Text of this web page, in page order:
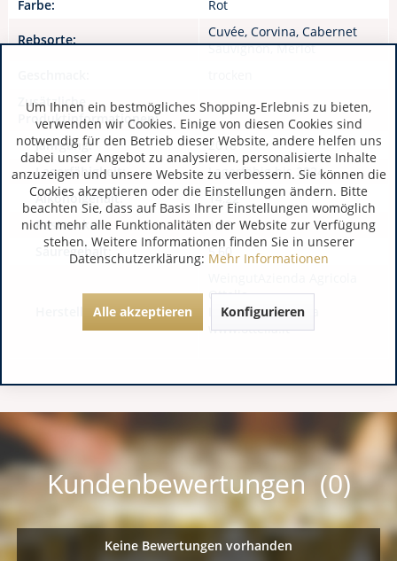
Farbe: Rot
Rebsorte:
Cuvée, Corvina, Cabernet
Sauvignon, Merlot
Zusätzliche
Produktinformationen:
Jahrgang:
2018
Lagerfähigkeit:
Lagerfähig bis 2024
Alkoholgehalt:
14,22
Restzucker:
1,90
Säuregehalt:
5,60
Hersteller / Importeur:
Ottella
IT 37019 Peschiera
www.ottella.it
Kundenbewertungen (0)
Keine Bewertungen vorhanden
Um Ihnen ein bestmögliches Shopping-Erlebnis zu bieten,
verwenden wir Cookies. Einige von diesen Cookies sind
notwendig für den Betrieb dieser Website, andere helfen uns
dabei unser Angebot zu analysieren, personalisierte Inhalte
anzuzeigen und unsere Website zu verbessern. Sie können die
Cookies akzeptieren oder die Einstellungen ändern. Bitte
beachten Sie, dass auf Basis Ihrer Einstellungen womöglich
nicht mehr alle Funktionalitäten der Website zur Verfügung
stehen. Weitere Informationen finden Sie in unserer
Datenschutzerklärung: Mehr Informationen
Alle akzeptieren Konfigurieren